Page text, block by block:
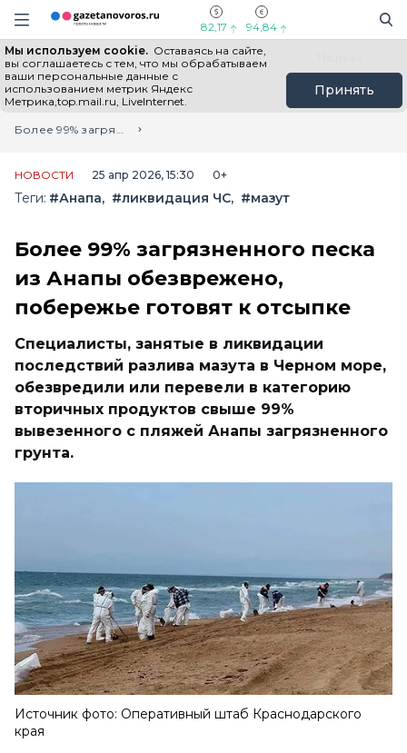
Информационный портал "ГазетаНоворос.ру"
Навигация сайта
82,17 94,84
Мы используем cookie. Оставаясь на сайте,
вы соглашаетесь с тем, что мы обрабатываем
ваши персональные данные с
использованием метрик Яндекс
Метрика,top.mail.ru, LiveInternet.
Принять
Все новости Новости России
Главная
Лента новостей
Более 99% загрязненного песка из Анапы обезврежено, побережье готовят к отсыпке
НОВОСТИ 25 апр 2026, 15:30 0+
Теги: #Анапа #ликвидация ЧС #мазут
Более 99% загрязненного песка
из Анапы обезврежено,
побережье готовят к отсыпке
Специалисты, занятые в ликвидации
последствий разлива мазута в Черном море,
обезвредили или перевели в категорию
вторичных продуктов свыше 99%
вывезенного с пляжей Анапы загрязненного
грунта.
Источник фото: Оперативный штаб Краснодарского
края